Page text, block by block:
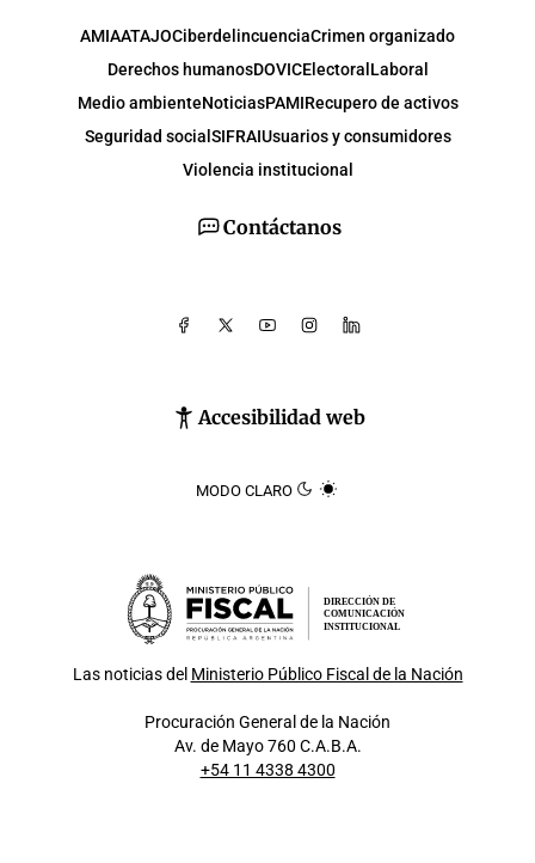
Contáctanos
Accesibilidad web
MODO CLARO
AMIAATAJOCiberdelincuenciaCrimen organizado
Derechos humanosDOVICElectoral Laboral
Medio ambienteNoticiasPAMIRecupero de activos
Seguridad social SIFRAIUsuarios y consumidores
Violencia institucional
DIRECCIÓN DE
COMUNICACIÓN
INSTITUCIONAL
Las noticias del Ministerio Público Fiscal de la Nación
Procuración General de la Nación
Av. de Mayo 760 C.A.B.A.
+54 11 4338 4300